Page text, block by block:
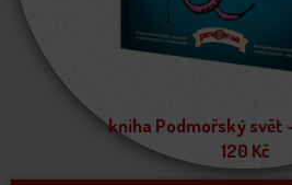
kniha Podmořský svět
120 Kč